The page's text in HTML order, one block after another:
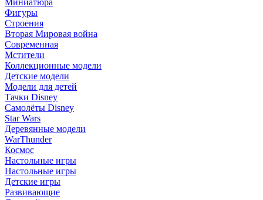
Миниатюра
Фигуры
Строения
Вторая Мировая война
Современная
Мстители
Коллекционные модели
Детские модели
Модели для детей
Тачки Disney
Самолёты Disney
Star Wars
Деревянные модели
WarThunder
Космос
Настольные игры
Настольные игры
Детские игры
Развивающие